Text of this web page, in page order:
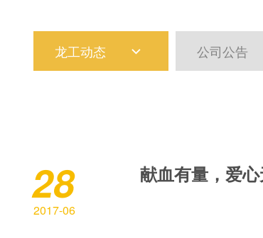
龙工动态  公司公告
28
2017-06
献血有量，爱